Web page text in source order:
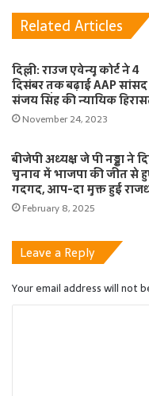
Related Articles
दिल्ली: राउज एवेन्यू कोर्ट ने 4
दिसंबर तक बढ़ाई AAP सांसद
संजय सिंह की न्यायिक
November 24, 2023
बीजेपी अध्यक्ष जे पी नड्डा ने
चुनाव में भाजपा की जीत से
गदगद, आप-दा मुक्त हुई
February 8, 2025
Leave a Reply
Your email address will not